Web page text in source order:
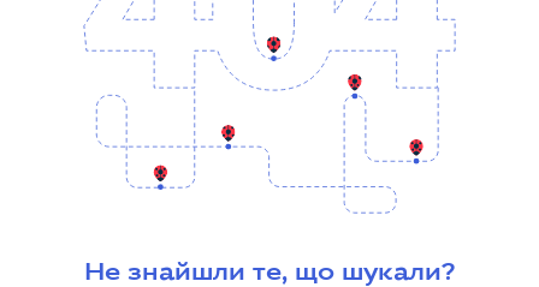
Не знайшли те, що шукали?